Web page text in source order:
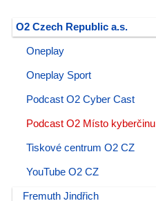
O2 Czech Republic a.s.
Oneplay
Oneplay Sport
Podcast O2 Cyber Cast
Podcast O2 Místo kyberčinu
Tiskové centrum O2 CZ
YouTube O2 CZ
Fremuth Jindřich